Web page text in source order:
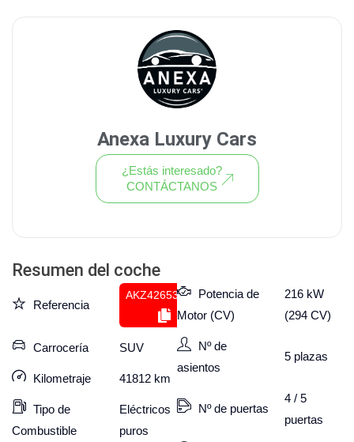
Resumen del coche
Referencia
AKZ426532244
Carrocería SUV
Kilometraje 41812 km
Tipo de
Combustible
Eléctricos
puros
Potencia de
Motor (CV)
216 kW
(294 CV)
Nº de
asientos
5 plazas
Nº de puertas
4 / 5
puertas
Anexa Luxury Cars
¿Estás interesado?
CONTÁCTANOS